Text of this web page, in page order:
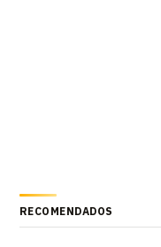
RECOMENDADOS